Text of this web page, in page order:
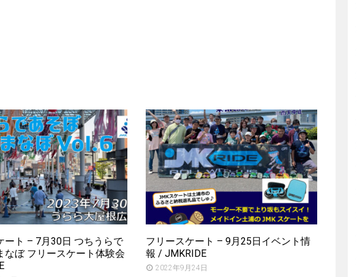
ート – 7月30日 つちうらで
なぼ フリースケート体験会
フリースケート – 9月25日イベント情
報 / JMKRIDE
2022年9月24日